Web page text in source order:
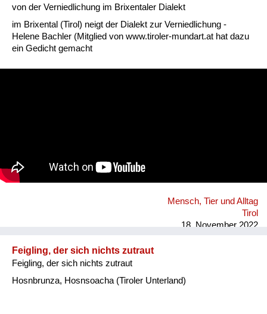
von der Verniedlichung im Brixentaler Dialekt
im Brixental (Tirol) neigt der Dialekt zur Verniedlichung -
Helene Bachler (Mitglied von www.tiroler-mundart.at hat dazu
ein Gedicht gemacht
Mensch, Tier und Alltag
Tirol
18. November 2022
Feigling, der sich nichts zutraut
Feigling, der sich nichts zutraut
Hosnbrunza, Hosnsoacha (Tiroler Unterland)